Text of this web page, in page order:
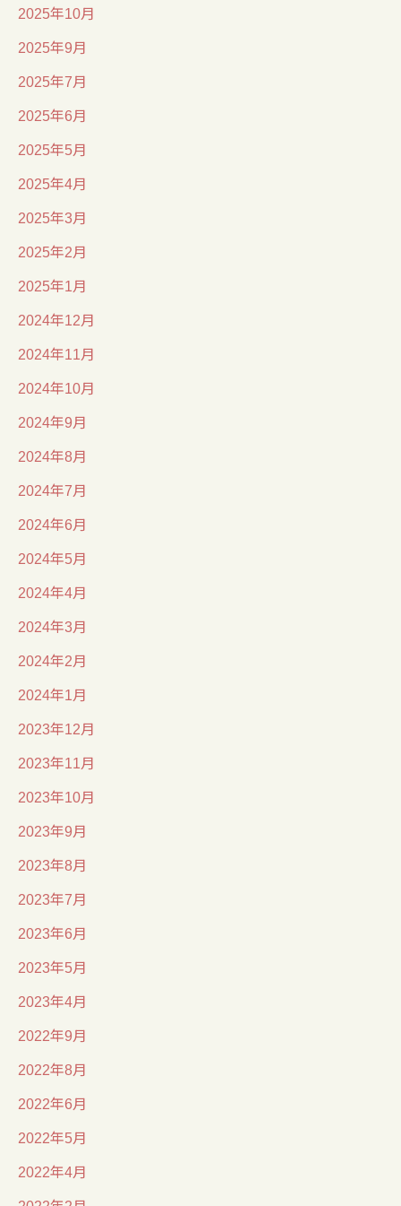
2025年10月
2025年9月
2025年7月
2025年6月
2025年5月
2025年4月
2025年3月
2025年2月
2025年1月
2024年12月
2024年11月
2024年10月
2024年9月
2024年8月
2024年7月
2024年6月
2024年5月
2024年4月
2024年3月
2024年2月
2024年1月
2023年12月
2023年11月
2023年10月
2023年9月
2023年8月
2023年7月
2023年6月
2023年5月
2023年4月
2022年9月
2022年8月
2022年6月
2022年5月
2022年4月